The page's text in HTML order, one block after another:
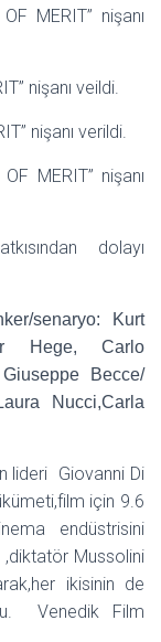
MERIT’’ nişanı
nişanı veildi.
nişanı verildi.
MERIT’’ nişanı
dolayı
senaryo: Kurt
Hege, Carlo
Becce/
Nucci,Carla
lideri Giovanni Di
için 9.6
endüstrisini
Mussolini
ikisinin de
Venedik Film